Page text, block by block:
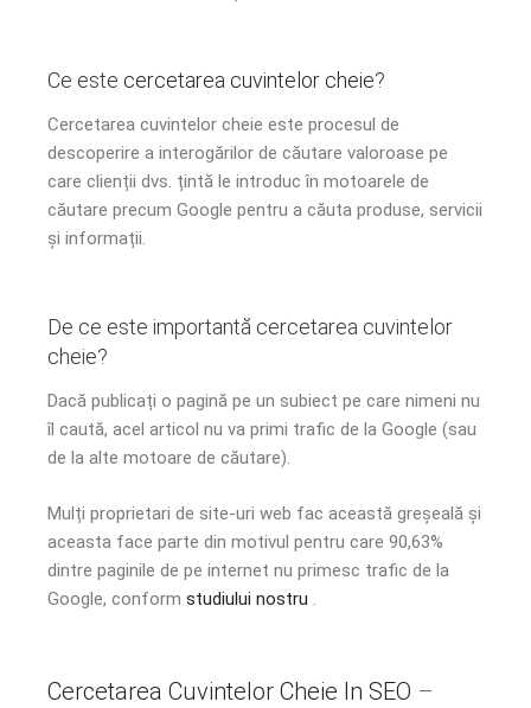
Ce este cercetarea cuvintelor cheie?
Cercetarea cuvintelor cheie este procesul de
descoperire a interogărilor de căutare valoroase pe
care clienții dvs. țintă le introduc în motoarele de
căutare precum Google pentru a căuta produse, servicii
și informații.
De ce este importantă cercetarea cuvintelor
cheie?
Dacă publicați o pagină pe un subiect pe care nimeni nu
îl caută, acel articol nu va primi trafic de la Google (sau
de la alte motoare de căutare).
Mulți proprietari de site-uri web fac această greșeală și
aceasta face parte din motivul pentru care 90,63%
dintre paginile de pe internet nu primesc trafic de la
Google, conform studiului nostru .
Cercetarea Cuvintelor Cheie In SEO –